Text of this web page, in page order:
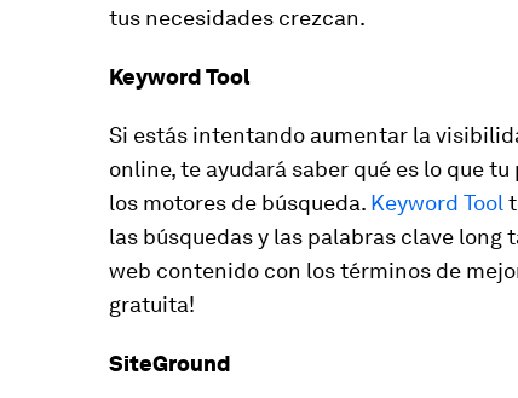
tus necesidades crezcan.
Keyword Tool
Si estás intentando aumentar la
online, te ayudará saber qué es lo que
los motores de búsqueda. Keyword Tool
las búsquedas y las palabras clave long
web contenido con los términos de
gratuita!
SiteGround